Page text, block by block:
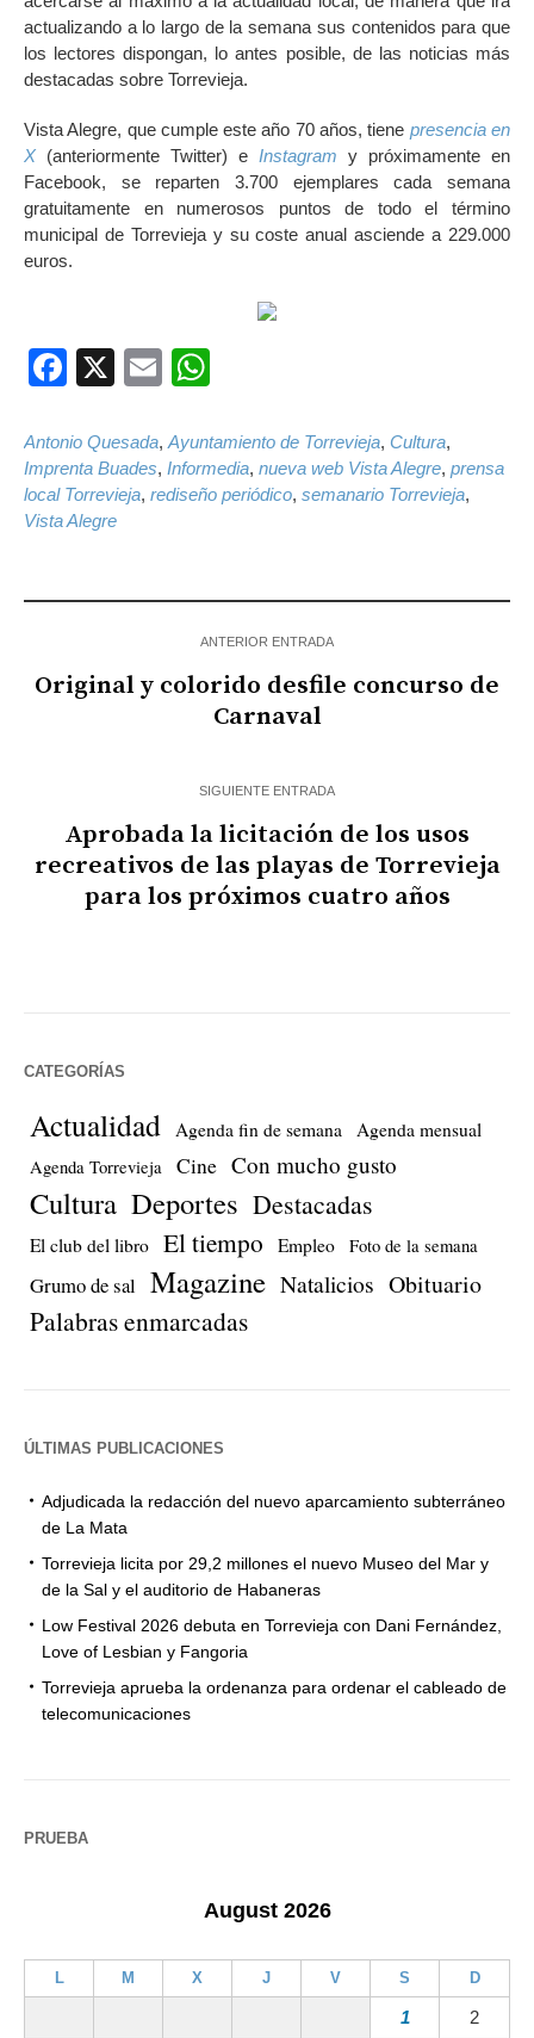
actualizando a lo largo de la semana sus contenidos para que
los lectores dispongan, lo antes posible, de las noticias más
destacadas sobre Torrevieja.
Vista Alegre, que cumple este año 70 años, tiene presencia en
X(anteriormente Twitter) e Instagram y próximamente en
Facebook, se reparten 3.700 ejemplares cada semana
gratuitamente en numerosos puntos de todo el término
municipal de Torrevieja y su coste anual asciende a 229.000
euros.
Facebook
X Email
Antonio Quesada, Ayuntamiento de Torrevieja, Cultura,
Imprenta Buades, Informedia, nueva web Vista Alegre, prensa
local Torrevieja, rediseño periódico, semanario Torrevieja,
Vista Alegre
ANTERIOR ENTRADA
Original y colorido desfile concurso de
Carnaval
SIGUIENTE ENTRADA
Aprobada la licitación de los usos
recreativos de las playas de Torrevieja
para los próximos cuatro años
CATEGORÍAS
Actualidad Agenda fin de semana Agenda mensual
Agenda Torrevieja Cine Con mucho gusto
Cultura Deportes Destacadas
El club del libro El tiempo Empleo Foto de la semana
Grumo de sal Magazine Natalicios Obituario
Palabras enmarcadas
ÚLTIMAS PUBLICACIONES
Adjudicada la redacción del nuevo aparcamiento subterráneo
de La Mata
Torrevieja licita por 29,2 millones el nuevo Museo del Mar y
de la Sal y el auditorio de Habaneras
Low Festival 2026 debuta en Torrevieja con Dani Fernández,
Love of Lesbian y Fangoria
Torrevieja aprueba la ordenanza para ordenar el cableado de
telecomunicaciones
PRUEBA
August 2026
L M X J V S D
1 2